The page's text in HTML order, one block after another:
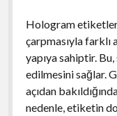
Hologram
çarpmasıyla farklı
yapıya sahiptir.
edilmesini sağlar.
açıdan
nedenle, etiketin